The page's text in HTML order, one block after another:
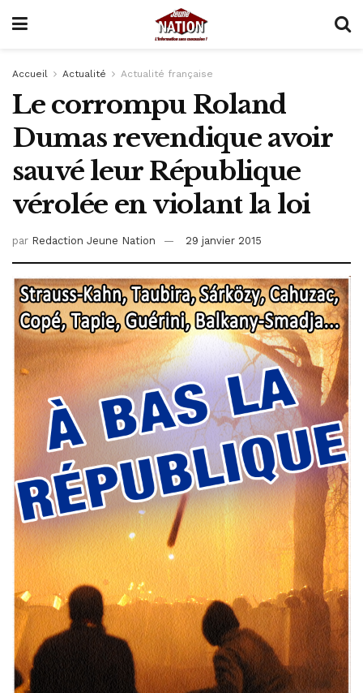
Accueil Actualité Actualité française
Le corrompu Roland
Dumas revendique avoir
sauvé leur République
vérolée en violant la loi
par Redaction Jeune Nation 29 janvier 2015